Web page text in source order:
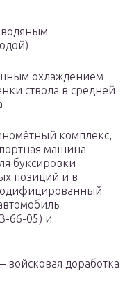
охлаждением
ствола в средней
комплекс,
машина
буксировки
позиций и в
66-05) и
доработка